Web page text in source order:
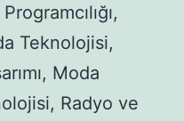
Teknolojisi,
Moda
Radyo ve